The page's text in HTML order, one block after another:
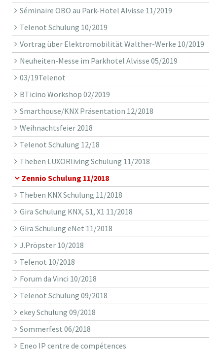
Séminaire OBO au Park-Hotel Alvisse 11/2019
Telenot Schulung 10/2019
Vortrag über Elektromobilität Walther-Werke 10/2019
Neuheiten-Messe im Parkhotel Alvisse 05/2019
03/19Telenot
BTicino Workshop 02/2019
Smarthouse/KNX Präsentation 12/2018
Weihnachtsfeier 2018
Telenot Schulung 12/18
Theben LUXORliving Schulung 11/2018
Zennio Schulung 11/2018
Theben KNX Schulung 11/2018
Gira Schulung KNX, S1, X1 11/2018
Gira Schulung eNet 11/2018
J.Pröpster 10/2018
Telenot 10/2018
Forum da Vinci 10/2018
Telenot Schulung 09/2018
ekey Schulung 09/2018
Sommerfest 06/2018
Eneo IP centre de compétences